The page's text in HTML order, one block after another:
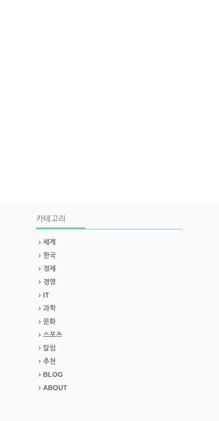
카테고리
세계
한국
경제
경영
IT
과학
문화
스포츠
칼럼
추천
BLOG
ABOUT